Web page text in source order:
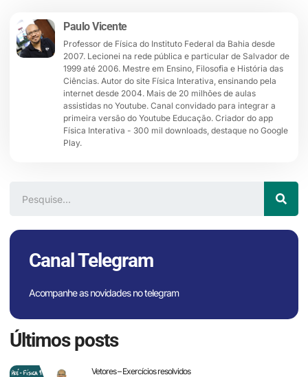
Paulo Vicente
Professor de Física do Instituto Federal da Bahia desde
2007. Lecionei na rede pública e particular de Salvador de
1999 até 2006. Mestre em Ensino, Filosofia e História das
Ciências. Autor do site Física Interativa, ensinando pela
internet desde 2004. Mais de 20 milhões de aulas
assistidas no Youtube. Canal convidado para integrar a
primeira versão do Youtube Educação. Criador do app
Física Interativa - 300 mil downloads, destaque no Google
Play.
Canal Telegram
Acompanhe as novidades no telegram
Últimos posts
Vetores – Exercícios resolvidos